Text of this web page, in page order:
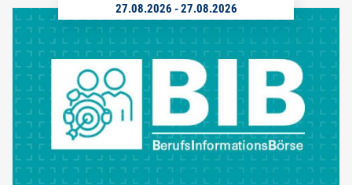
27.08.2026 -27.08.2026